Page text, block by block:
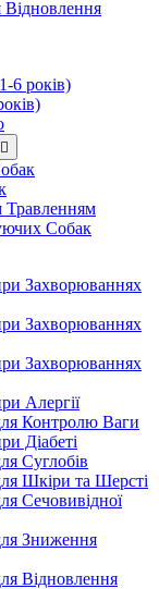
6 років)

Травленням
Собак
Захворюваннях
Захворюваннях
Захворюваннях
Алергії
Контролю Ваги
Діабеті
Суглобів
Шкіри та Шерсті
Сечовивідної
Зниження
Відновлення